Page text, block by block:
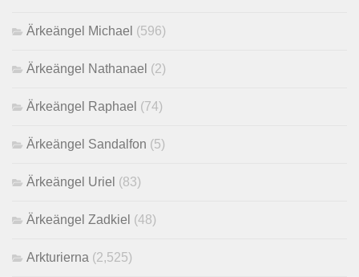
Ärkeängel Michael (596)
Ärkeängel Nathanael (2)
Ärkeängel Raphael (74)
Ärkeängel Sandalfon (5)
Ärkeängel Uriel (83)
Ärkeängel Zadkiel (48)
Arkturierna (2,525)